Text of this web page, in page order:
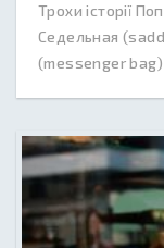
Трохи історії
Седельная
(messenger bag)